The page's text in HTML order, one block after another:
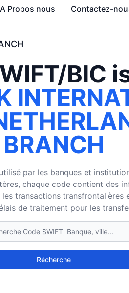
A Propos nous Contactez-
BIC
BRANCH
par les banques et
chaque code contient
transactions
de traitement pour les
Récherche